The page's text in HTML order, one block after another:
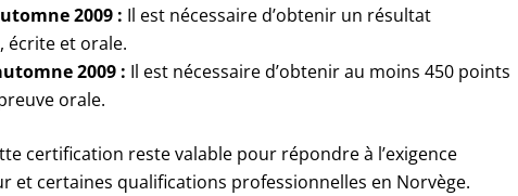
2009 : Il est nécessaire d’obtenir un résultat
écrite et orale.
2009 : Il est nécessaire d’obtenir au moins 450 points
orale.
certification reste valable pour répondre à l’exigence
et certaines qualifications professionnelles en Norvège.